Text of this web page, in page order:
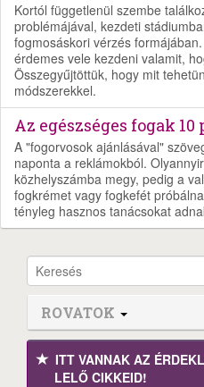
Kortól függetlenül szembe
problémájával, kezdeti
fogmosáskori vérzés
érdemes vele kezdeni valamit,
Összegyűjtöttük, hogy mit
módszerekkel.
Az egészséges fogak
A "fogorvosok ajánlásával"
naponta a reklámokból.
közhelyszámba megy, pedig a
fogkrémet vagy fogkefét
tényleg hasznos tanácsokat
ROVATOK
ITT VANNAK AZ
LELŐ CIKKEID!